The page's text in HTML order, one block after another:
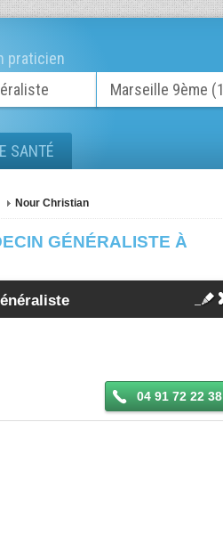
praticien
SANTÉ
Nour Christian
GÉNÉRALISTE À
04 91 72 22 38